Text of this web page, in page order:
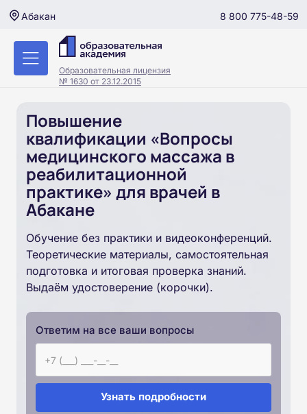
Абакан 8 800 775-48-59
Образовательная лицензия
№ 1630 от 23.12.2015
Повышение
квалификации «Вопросы
медицинского массажа в
реабилитационной
практике» для врачей в
Абакане
Обучение без практики и видеоконференций.
Теоретические материалы, самостоятельная
подготовка и итоговая проверка знаний.
Выдаём удостоверение (корочки).
Ответим на все ваши вопросы
Узнать подробности